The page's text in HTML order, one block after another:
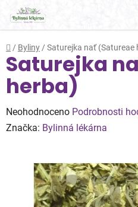
obsah
Domů
/ Byliny / Saturejka nať (Satureae
Saturejka
herba)
Průměrné
hodnocení
Neohodnoceno Podrobnosti
Značka: Bylinná lékárna